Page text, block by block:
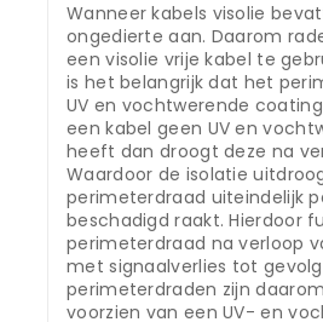
Wanneer kabels visolie
ongedierte aan. Daarom
een visolie vrije kabel te
is het belangrijk dat het
UV en vochtwerende
een kabel geen UV en
heeft dan droogt deze na
Waardoor de isolatie
perimeterdraad uiteindelijk
beschadigd raakt. Hierdoor
perimeterdraad na verloop
met signaalverlies tot
perimeterdraden zijn
voorzien van een UV- en